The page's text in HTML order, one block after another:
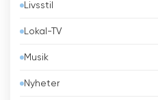
Belize
Benin
Bhutan
Bolivia
Livsstil
Lokal-TV
Musik
Nyheter